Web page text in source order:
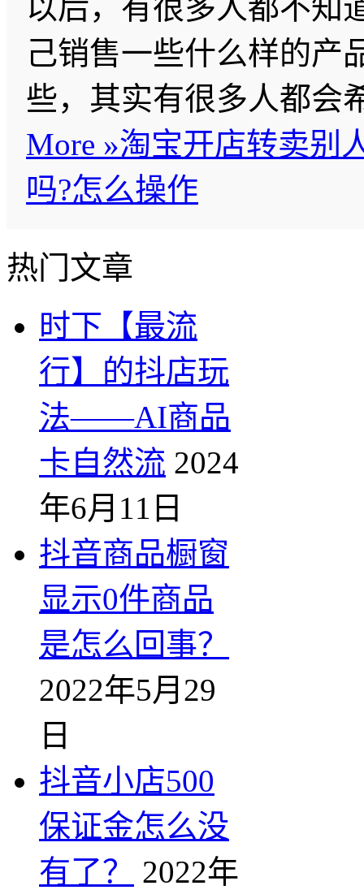
以后，有很多人都不知
己销售一些什么样的产
些，其实有很多人都
More »淘宝开店转卖别
吗?怎么操作
热门文章
时下【最流
行】的抖店玩
法——AI商品
卡自然流 2024
年6月11日
抖音商品橱窗
显示0件商品
是怎么回事？
2022年5月29
日
抖音小店500
保证金怎么没
有了？
2022年